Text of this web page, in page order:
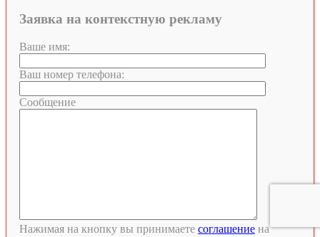
Заявка на контекстную рекламу
Ваше имя:
Ваш номер телефона:
Сообщение
Нажимая на кнопку вы принимаете соглашение на